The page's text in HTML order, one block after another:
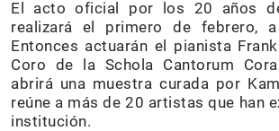
El acto oficial por los 20 años
realizará el primero de febrero,
Entonces actuarán el pianista
Coro de la Schola Cantorum
abrirá una muestra curada por
reúne a más de 20 artistas que han
institución.